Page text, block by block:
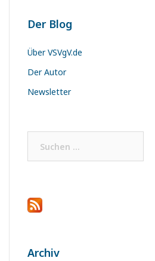
Der Blog
Über VSVgV.de
Der Autor
Newsletter
nach:
Archiv